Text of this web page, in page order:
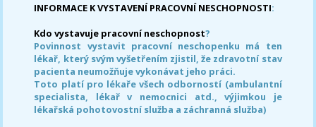
INFORMACE K VYSTAVENÍ PRACOVNÍ NESCHOPNOSTI:
Kdo vystavuje pracovní neschopnost?
Povinnost vystavit pracovní neschopenku má ten
lékař, který svým vyšetřením zjistil, že zdravotní stav
pacienta neumožňuje vykonávat jeho práci.
Toto platí pro lékaře všech odborností (ambulantní
specialista, lékař v nemocnici atd., výjimkou je
lékařská pohotovostní služba a záchranná služba)